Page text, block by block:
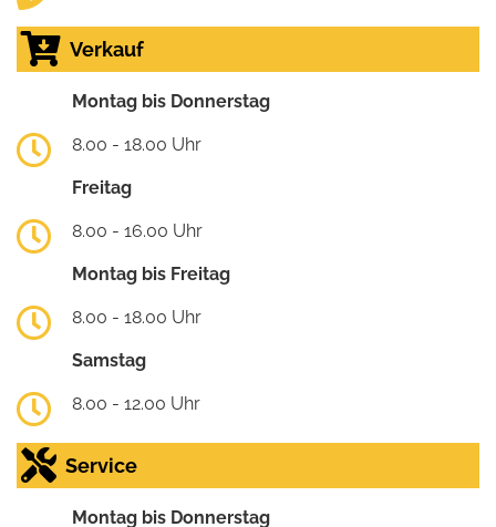
Verkauf
Montag bis Donnerstag
8.00 - 18.00 Uhr
Freitag
8.00 - 16.00 Uhr
Montag bis Freitag
8.00 - 18.00 Uhr
Samstag
8.00 - 12.00 Uhr
Service
Montag bis Donnerstag